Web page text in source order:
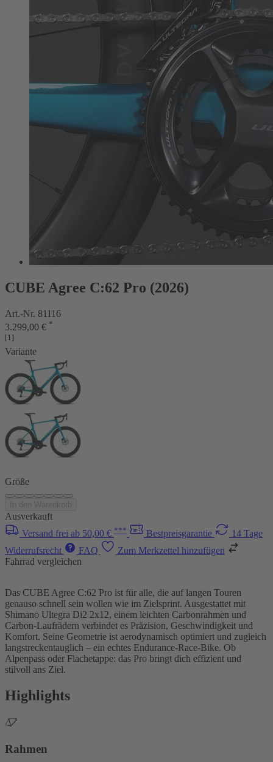
CUBE Agree C:62 Pro (2026)
Art.-Nr. 81116
3.299,00 € *
[1]
Variante
Größe
Ausverkauft
Versand frei ab 50,00 € *** Bestpreisgarantie
14 Tage
Widerrufsrecht
FAQ
Zum Merkzettel hinzufügen
Fahrrad vergleichen
Das CUBE Agree C:62 Pro ist für alle, die auf langen Touren
genauso schnell sein wollen wie im Zielsprint. Ausgestattet mit
Shimano Ultegra Di2 2x12, einem leichten Carbonrahmen und
Carbon-Laufrädern verbindet es Präzision, Geschwindigkeit und
Komfort. Seine Geometrie ist aerodynamisch optimiert und zugleich
langstreckentauglich – ein echtes Endurance-Race-Bike. Ob
Alpenpass oder Flachetappe: das Pro bringt dich effizient und
stilvoll ans Ziel.
Highlights
Rahmen